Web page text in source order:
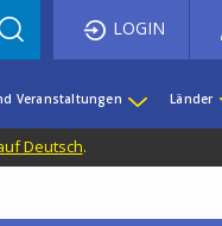
LOGIN
Veranstaltungen Länder
Deutsch.